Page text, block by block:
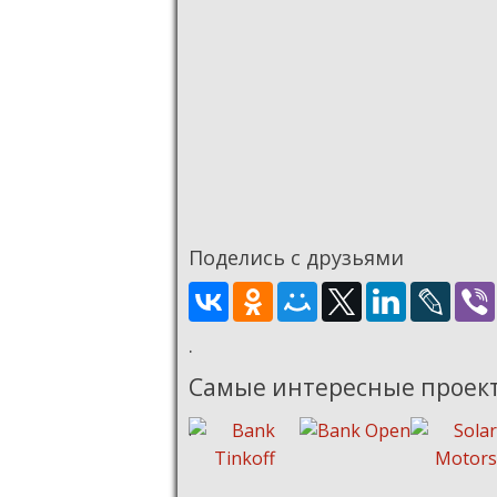
Поделись с друзьями
.
Самые интересные
.